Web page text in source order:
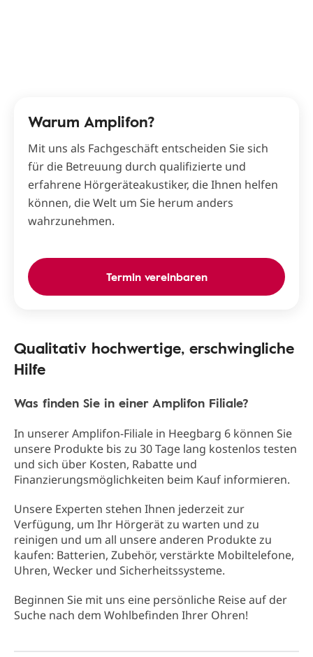
Warum Amplifon?
Mit uns als Fachgeschäft entscheiden Sie sich
für die Betreuung durch qualifizierte und
erfahrene Hörgeräteakustiker, die Ihnen helfen
können, die Welt um Sie herum anders
wahrzunehmen.
Termin vereinbaren
Qualitativ hochwertige, erschwingliche
Hilfe
Was finden Sie in einer Amplifon Filiale?
In unserer Amplifon-Filiale in Heegbarg 6 können Sie
unsere Produkte bis zu 30 Tage lang kostenlos testen
und sich über Kosten, Rabatte und
Finanzierungsmöglichkeiten beim Kauf informieren.
Unsere Experten stehen Ihnen jederzeit zur
Verfügung, um Ihr Hörgerät zu warten und zu
reinigen und um all unsere anderen Produkte zu
kaufen: Batterien, Zubehör, verstärkte Mobiltelefone,
Uhren, Wecker und Sicherheitssysteme.
Beginnen Sie mit uns eine persönliche Reise auf der
Suche nach dem Wohlbefinden Ihrer Ohren!